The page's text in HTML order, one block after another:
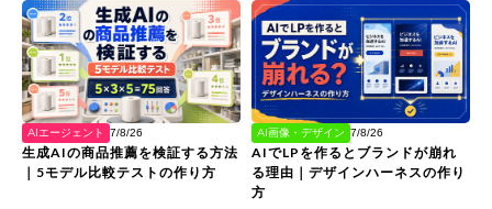
AIエージェント 7/8/26
生成AIの商品推薦を検証する方法
｜5モデル比較テストの作り方
AI画像・デザイン 7/8/26
AIでLPを作るとブランドが崩れ
る理由｜デザインハーネスの作り
方